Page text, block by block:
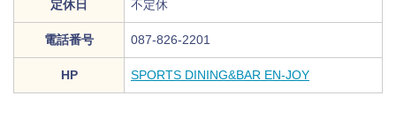
定休日 不定休
電話番号 087-826-2201
HP SPORTS DINING&BAR EN-JOY